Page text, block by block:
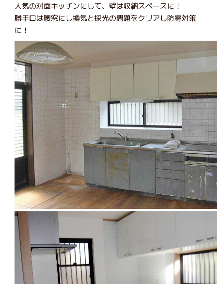
人気の対面キッチンにして、壁は収納スペースに！
勝手口は腰窓にし換気と採光の問題をクリアし防寒対策
に！